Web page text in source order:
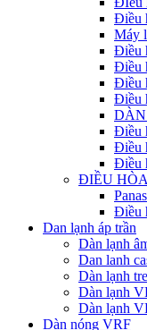
Điều
Máy
Điều
Điều
Điều
Điều
DÀN
Điều
Điều
Điều
ĐIỀU
Điều
Dan lạnh áp trần
Dàn lạnh
Dan lanh
Dàn lạnh
Dàn lạnh
Dàn lạnh
Dàn nóng VRF